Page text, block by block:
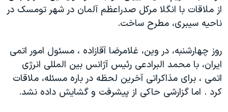
دادگاه حمید نوری
چهل سال گروگان‌گیری
قانون شفافیت دارائی کادر رهبری ایران
اعتراضات مردمی آبان ۹۸
اسرائیل در جنگ
از ملاقات با انگلا مرکل صدراعظم آلمان در شهر تومسک در
ناحيه سيبری، مطرح ساخت.
روز چهارشنبه، در وين، غلامرضا آقازاده ، مسئول امور اتمی
ايران، با محمد البرادعی رئيس آژانس بين المللی انرژی
اتمی ، برای مذاکراتی آخرين لحظه در باره مسئله، ملاقات
کرد . اما گزارشی حاکی از پيشرفت و گشايش داده نشد.